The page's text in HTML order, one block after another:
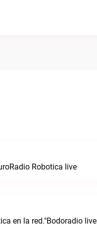
Robotica live
en la red."Bodoradio live